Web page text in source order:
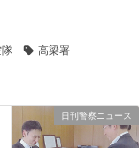
高梁署
日刊警察ニュース